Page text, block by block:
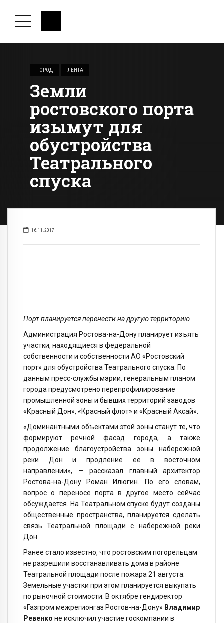
ГОРОД ЛЕНТА
Земли
ростовского порта
изымут для
обустройства
Театрального
спуска
16.11.2017
Порт планируется перенести на другую территорию
Администрация Ростова-на-Дону планирует изъять
участки, находящиеся в федеральной
собственности и собственности АО «Ростовский
порт» для обустройства Театрального спуска. По
данным пресс-службы мэрии, генеральным планом
города предусмотрено перепрофилирование
промышленной зоны и бывших территорий заводов
«Красный Дон», «Красный флот» и «Красный Аксай».
«Доминантными объектами этой зоны станут те, что
формируют речной фасад города, а также
продолжение благоустройства зоны набережной
реки Дон и продление ее в восточном
направлении», — рассказал главный архитектор
Ростова-на-Дону Роман Илюгин. По его словам,
вопрос о переносе порта в другое место сейчас
обсуждается. На Театральном спуске будут созданы
общественные пространства, планируется сделать
связь Театральной площади с набережной реки
Дон.
Ранее стало известно, что ростовским погорельцам
не разрешили восстанавливать дома в районе
Театральной площади после пожара 21 августа.
Земельные участки при этом планируется выкупать
по рыночной стоимости. В октябре гендиректор
«Газпром межрегионгаз Ростов-на-Дону» Владимир
Ревенко не исключил участие госкомпании в